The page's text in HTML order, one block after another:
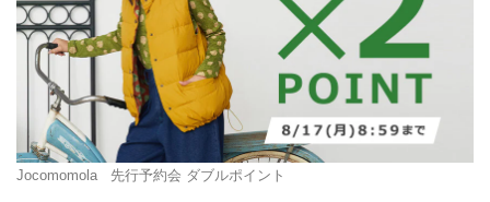
Jocomomola 先行予約会 ダブルポイント